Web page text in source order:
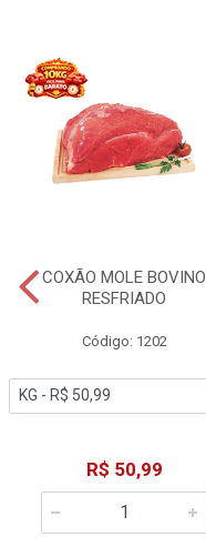
COXÃO MOLE BOVINO
RESFRIADO
Código: 1202
R$ 50,99